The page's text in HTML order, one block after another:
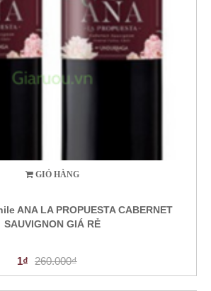
GIỎ HÀNG
ANA LA PROPUESTA CABERNET
SAUVIGNON GIÁ RẺ
1₫ 260.000₫